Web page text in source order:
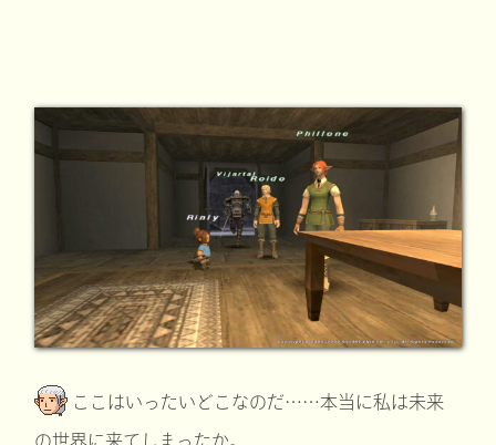
ここはいったいどこなのだ……本当に私は未来
の世界に来てしまったか。